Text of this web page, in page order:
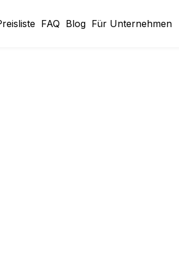
FAQ Blog Für Unternehmen